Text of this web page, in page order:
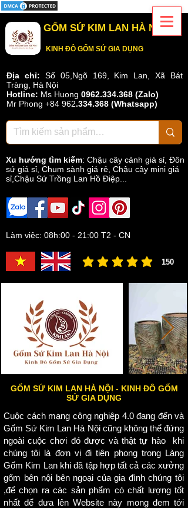
GỐM SỨ KIM LAN HÀ NỘI
KINH ĐÔ GỐM SỨ GIA DỤNG
Địa chỉ: Số 05,Ngõ 169, Kim Lan, Xã Bát
Tràng, Hà Nội
Hotline: Ms Huong 0962.334.368 (Zalo)
Mr Phong +84 962.334.368 (Whatsapp)
Xu hướng tìm kiếm: Chậu cây cảnh giá sỉ Đôn
sứ giá sỉ Chum sành giá rẻ Chậu cây mini giá
sỉ,Chậu Sứ Trồng Lan Hồ Điệp...
Làm việc: 08h:00 - 21:00 T2 - CN
150
đánh giá trung bình là 3 /5,
GỐM SỨ KIM LAN HÀ NỘI - KINH ĐÔ GỐM
SỨ GIA DỤNG
Cuộc cách mạng công nghiệp 4.0 đang đến và
Gốm Sứ Kim Lan Hà Nội cũng không thể đứng
ngoài cuộc chơi đó được và thật tự hào khi
chúng tôi là đơn vị đi tiên phong trong Làng
Gốm Kim Lan khi đã tập hợp tất cả các xưởng
gốm bên nội bên ngoại của gia đình chúng tôi
,để chọn ra các sản phẩm có chất lượng tốt
nhất để đưa lên Website này mong đem tới
gốm
sứ
Kim
Lan
Hà
mạnh
dạn
trong
phân
khúc
mới
này.
hình
thú
chúng
được
thiết
đôn,đặt
kích
của
chúng
cũng